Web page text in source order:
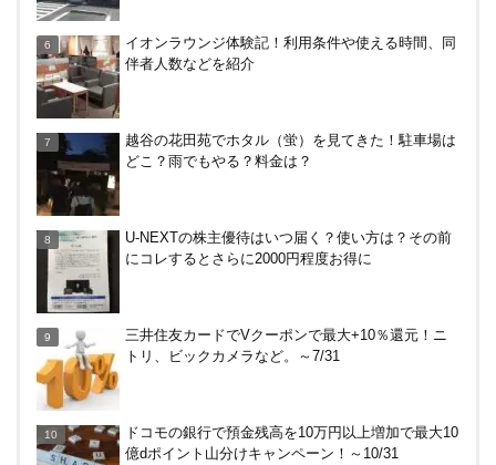
後の対応、仕上がり時間などまとめ
換する方法！重要注意点あり
い、パスワード変更不可の原因はコレでした。
技あり】Amazonギフト券の最低額が100円～に改
悪！デジタルは10倍に
イオンラウンジ体験記！利用条件や使える時間、同
伴者人数などを紹介
越谷の花田苑でホタル（蛍）を見てきた！駐車場は
どこ？雨でもやる？料金は？
U-NEXTの株主優待はいつ届く？使い方は？その前
にコレするとさらに2000円程度お得に
三井住友カードでVクーポンで最大+10％還元！ニ
トリ、ビックカメラなど。～7/31
ドコモの銀行で預金残高を10万円以上増加で最大10
億dポイント山分けキャンペーン！～10/31